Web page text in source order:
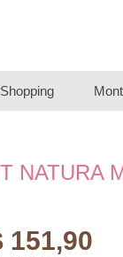
Shopping
NATURA
151,90